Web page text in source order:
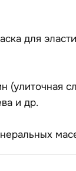
для
(улиточная
и др.